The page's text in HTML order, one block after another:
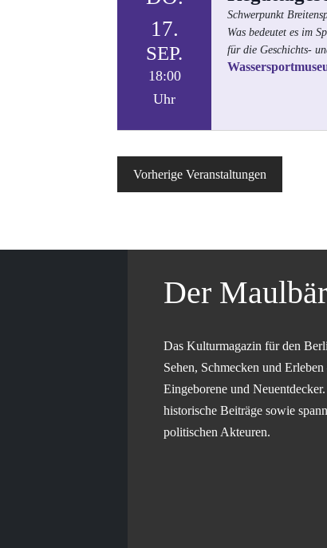
17.
SEP.
18:00
Uhr
Schwerpunkt
Was bedeutet es im
für die Geschichts-
Vorherige Veranstaltungen
Der Maulbär
Das Kulturmagazin für den
Sehen, Schmecken und
Eingeborene und
historische Beiträge sowie
politischen Akteuren.